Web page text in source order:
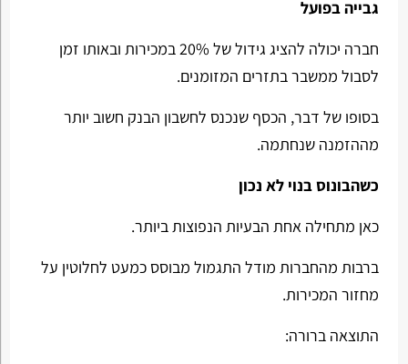
גבייה בפועל
חברה יכולה להציג גידול של 20% במכירות ובאותו זמן
לסבול ממשבר בתזרים המזומנים.
בסופו של דבר, הכסף שנכנס לחשבון הבנק חשוב יותר
מההזמנה שנחתמה.
כשהבונוס בנוי לא נכון
כאן מתחילה אחת הבעיות הנפוצות ביותר.
ברבות מהחברות מודל התגמול מבוסס כמעט לחלוטין על
מחזור המכירות.
התוצאה ברורה: